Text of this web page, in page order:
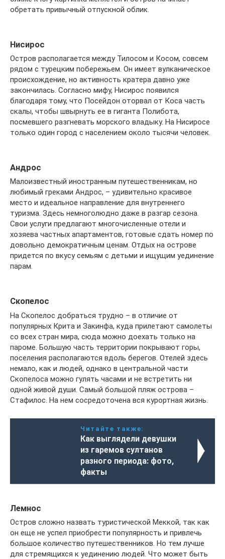
обретать привычный отпускной облик.
Нисирос
Остров располагается между Тилосом и Косом, совсем
рядом с турецким побережьем. Он имеет вулканическое
происхождение, но активность кратера давно уже
закончилась. Согласно мифу, Нисирос появился
благодаря тому, что Посейдон оторвал от Коса часть
скалы, чтобы швырнуть ее в гиганта Полибота,
посмевшего разгневать морского владыку. На Нисиросе
только один город с населением около тысячи человек.
Андрос
Малоизвестный иностранным путешественникам, но
любимый греками Андрос, – удивительно красивое
место и идеальное направление для внутреннего
туризма. Здесь немноголюдно даже в разгар сезона.
Свои услуги предлагают многочисленные отели и
хозяева частных апартаментов, готовые сдать номер по
довольно демократичным ценам. Отдых на острове
придется по вкусу семьям с детьми и ищущим уединение
парам.
Скопелос
На Скопелос добраться трудно – в отличие от
популярных Крита и Закинфа, куда прилетают самолеты
со всех стран мира, сюда можно доехать только на
пароме. Большую часть территории покрывают горы,
поселения располагаются вдоль берегов. Отелей здесь
немало, как и людей, однако в центральной части
Скопелоса можно гулять часами и не встретить ни
одной живой души. Самый большой пляж острова –
Стафилос. На нем сосредоточена вся курортная жизнь.
Читайте также:
Как выглядели девушки
из гаремов султанов
разного периода: фото,
факты
Лемнос
Остров сложно назвать туристической Меккой, так как
он еще не успел приобрести популярность и привлечь
большое количество путешественников. Но тем лучше
для стремящихся к уединению людей. Что может быть